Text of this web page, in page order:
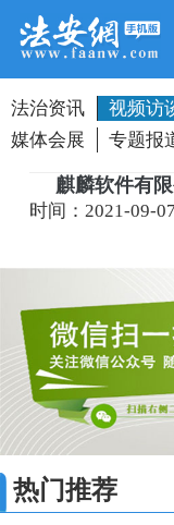
法治资讯 视频访
媒体会展
专题报
麒麟软件有
时间：2021-09-
热门推荐